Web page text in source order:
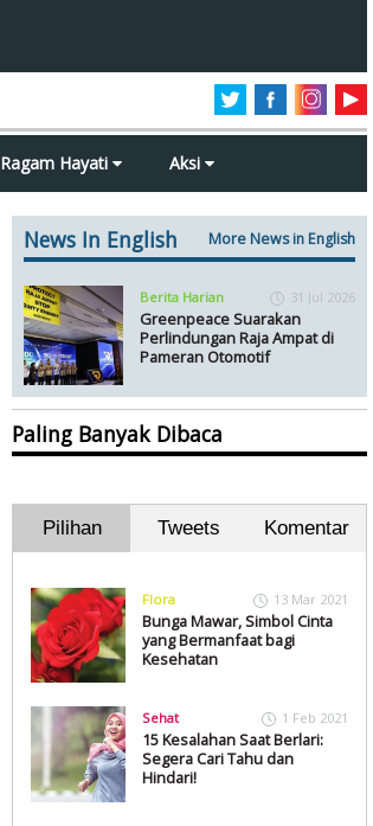
Ragam Hayati Aksi
News In English More News in English
Berita Harian 31 Jul 2026
Greenpeace Suarakan
Perlindungan Raja Ampat di
Pameran Otomotif
Paling Banyak Dibaca
Pilihan Tweets Komentar
Flora 13 Mar 2021
Bunga Mawar, Simbol Cinta
yang Bermanfaat bagi
Kesehatan
Sehat 1 Feb 2021
15 Kesalahan Saat Berlari:
Segera Cari Tahu dan
Hindari!